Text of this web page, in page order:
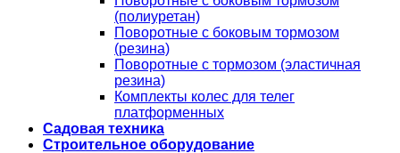
(полиуретан)
Поворотные c боковым тормозом
(резина)
Поворотные c тормозом (эластичная
резина)
Комплекты колес для телег
платформенных
Садовая техника
Строительное оборудование